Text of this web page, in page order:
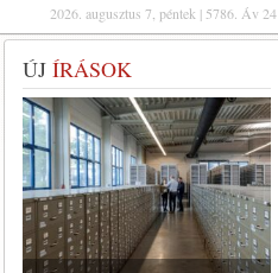
2026. augusztus 7, péntek | 5786. Áv 24
ÚJ ÍRÁSOK